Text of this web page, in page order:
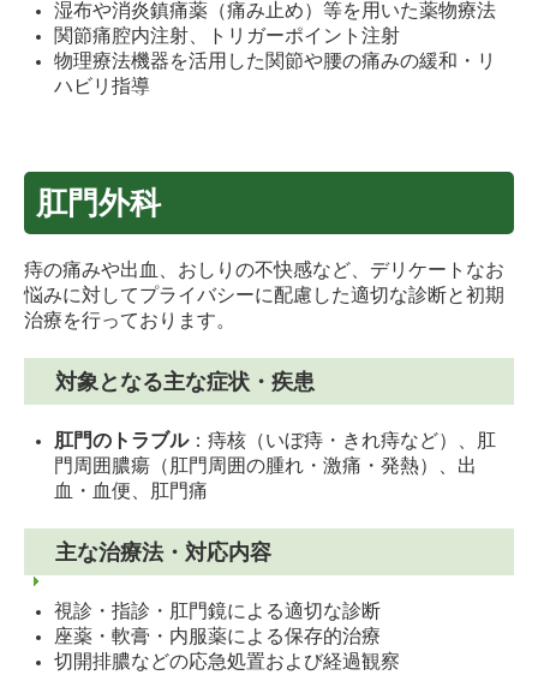
湿布や消炎鎮痛薬（痛み止め）等を用いた薬物療法
関節痛腔内注射、トリガーポイント注射
物理療法機器を活用した関節や腰の痛みの緩和・リ
ハビリ指導
肛門外科
痔の痛みや出血、おしりの不快感など、デリケートなお
悩みに対してプライバシーに配慮した適切な診断と初期
治療を行っております。
対象となる主な症状・疾患
肛門のトラブル：痔核（いぼ痔・きれ痔など）、肛
門周囲膿瘍（肛門周囲の腫れ・激痛・発熱）、出
血・血便、肛門痛
主な治療法・対応内容
視診・指診・肛門鏡による適切な診断
座薬・軟膏・内服薬による保存的治療
切開排膿などの応急処置および経過観察